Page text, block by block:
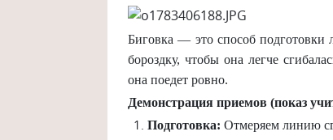
Биговка — это способ
бороздку, чтобы она легче
она поедет ровно.
Демонстрация приемов (показ
Подготовка: Отмеряем линию